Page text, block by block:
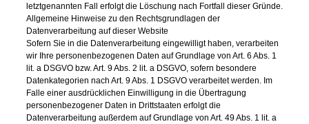
letztgenannten Fall erfolgt die Löschung nach Fortfall dieser Gründe.
Allgemeine Hinweise zu den Rechtsgrundlagen der
Datenverarbeitung auf dieser Website
Sofern Sie in die Datenverarbeitung eingewilligt haben, verarbeiten
wir Ihre personenbezogenen Daten auf Grundlage von Art. 6 Abs. 1
lit. a DSGVO bzw. Art. 9 Abs. 2 lit. a DSGVO, sofern besondere
Datenkategorien nach Art. 9 Abs. 1 DSGVO verarbeitet werden. Im
Falle einer ausdrücklichen Einwilligung in die Übertragung
personenbezogener Daten in Drittstaaten erfolgt die
Datenverarbeitung außerdem auf Grundlage von Art. 49 Abs. 1 lit. a